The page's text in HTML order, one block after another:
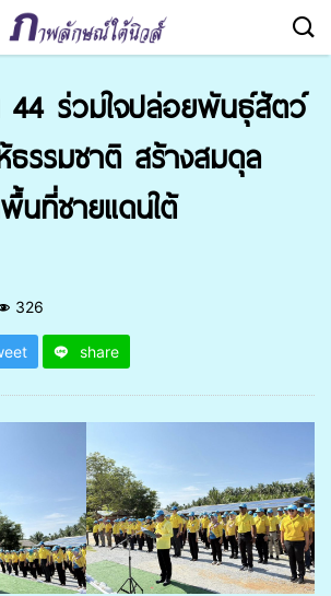
44 ร่วมใจปล่อยพันธุ์สัตว์
ธรรมชาติ สร้างสมดุล
นที่ชายแดนใต้
326
share